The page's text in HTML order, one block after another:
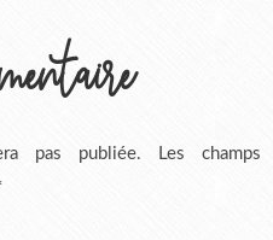
pas publiée.
Les champs